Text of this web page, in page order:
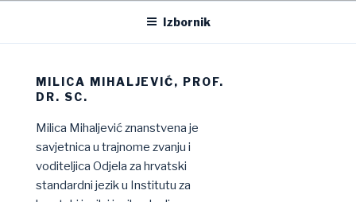
Izbornik
MILICA MIHALJEVIĆ, PROF.
DR. SC.
Milica Mihaljević znanstvena je
savjetnica u trajnome zvanju i
voditeljica Odjela za hrvatski
standardni jezik u Institutu za